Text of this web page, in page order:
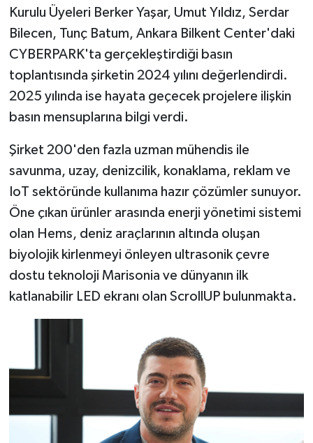
Kurulu Üyeleri Berker Yaşar, Umut Yıldız, Serdar
Bilecen, Tunç Batum, Ankara Bilkent Center'daki
CYBERPARK'ta gerçekleştirdiği basın
toplantısında şirketin 2024 yılını değerlendirdi.
2025 yılında ise hayata geçecek projelere ilişkin
basın mensuplarına bilgi verdi.
Şirket 200'den fazla uzman mühendis ile
savunma, uzay, denizcilik, konaklama, reklam ve
IoT sektöründe kullanıma hazır çözümler sunuyor.
Öne çıkan ürünler arasında enerji yönetimi sistemi
olan Hems, deniz araçlarının altında oluşan
biyolojik kirlenmeyi önleyen ultrasonik çevre
dostu teknoloji Marisonia ve dünyanın ilk
katlanabilir LED ekranı olan ScrollUP bulunmakta.